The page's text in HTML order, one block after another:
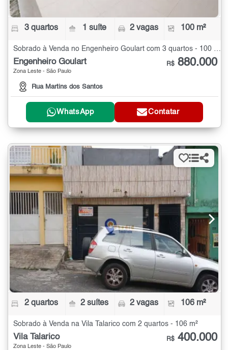
3 quartos 1 suíte 2 vagas 100 m²
Sobrado à Venda no Engenheiro Goulart com 3 quartos - 100 m²
Engenheiro Goulart
Zona Leste - São Paulo
Rua Martins dos Santos
R$ 880.000
WhatsApp Contatar
2 quartos 2 suítes 2 vagas 106 m²
Sobrado à Venda na Vila Talarico com 2 quartos - 106 m²
Vila Talarico
Zona Leste - São Paulo
R$ 400.000